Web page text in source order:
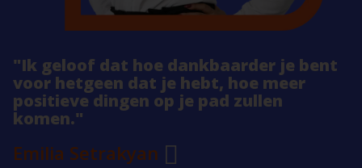
"Ik geloof dat hoe dankbaarder je bent
voor hetgeen dat je hebt, hoe meer
positieve dingen op je pad zullen
komen."
Emilia Setrakyan